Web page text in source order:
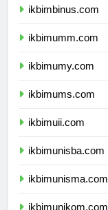
ikbimbinus.com
ikbimumm.com
ikbimumy.com
ikbimums.com
ikbimuii.com
ikbimunisba.com
ikbimunisma.com
ikbimunikom.com